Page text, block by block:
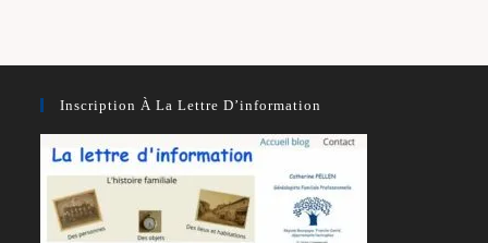
Inscription À La Lettre D’information